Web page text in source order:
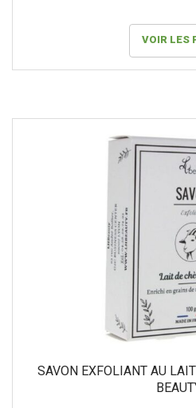
VOIR LES
SAVON EXFOLIANT AU